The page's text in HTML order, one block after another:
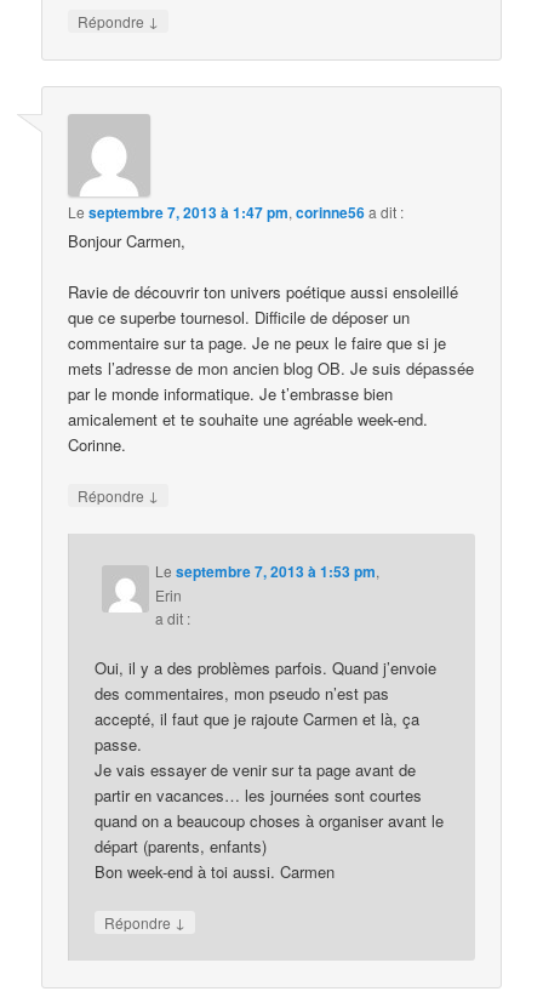
Répondre ↓
Leseptembre 7, 2013 à 1:47 pm,corinne56a dit :
Bonjour Carmen,
Ravie de découvrir ton univers poétique aussi ensoleillé
que ce superbe tournesol. Difficile de déposer un
commentaire sur ta page. Je ne peux le faire que si je
mets l’adresse de mon ancien blog OB. Je suis dépassée
par le monde informatique. Je t’embrasse bien
amicalement et te souhaite une agréable week-end.
Corinne.
Répondre ↓
Leseptembre 7, 2013 à 1:53 pm,
Erin
a dit :
Oui, il y a des problèmes parfois. Quand j’envoie
des commentaires, mon pseudo n’est pas
accepté, il faut que je rajoute Carmen et là, ça
passe.
Je vais essayer de venir sur ta page avant de
partir en vacances… les journées sont courtes
quand on a beaucoup choses à organiser avant le
départ (parents, enfants)
Bon week-end à toi aussi. Carmen
Répondre ↓